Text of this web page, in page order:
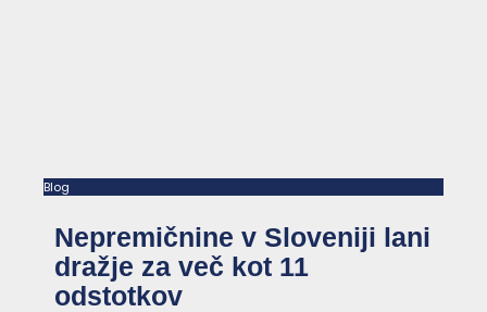
Blog
Nepremičnine v Sloveniji lani
dražje za več kot 11
odstotkov